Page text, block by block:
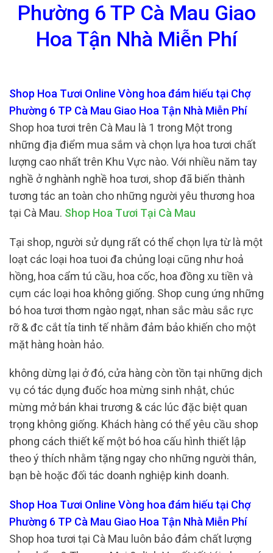
Phường 6 TP Cà Mau Giao
Hoa Tận Nhà Miễn Phí
Shop Hoa Tươi Online Vòng hoa đám hiếu tại Chợ
Phường 6 TP Cà Mau Giao Hoa Tận Nhà Miễn Phí
Shop hoa tươi trên Cà Mau là 1 trong Một trong
những địa điểm mua sắm và chọn lựa hoa tươi chất
lượng cao nhất trên Khu Vực nào. Với nhiều năm tay
nghề ở nghành nghề hoa tươi, shop đã biến thành
tương tác an toàn cho những người yêu thương hoa
tại Cà Mau. Shop Hoa Tươi Tại Cà Mau
Tại shop, người sử dụng rất có thể chọn lựa từ là một
loạt các loại hoa tuoi đa chủng loại cũng như hoả
hồng, hoa cẩm tú cầu, hoa cốc, hoa đồng xu tiền và
cụm các loại hoa không giống. Shop cung ứng những
bó hoa tươi thơm ngào ngạt, nhan sắc màu sắc rực
rỡ & đc cắt tỉa tinh tế nhằm đảm bảo khiến cho một
mặt hàng hoàn hảo.
không dừng lại ở đó, cửa hàng còn tồn tại những dịch
vụ có tác dụng đuốc hoa mừng sinh nhật, chúc
mừng mở bán khai trương & các lúc đặc biệt quan
trọng không giống. Khách hàng có thể yêu cầu shop
phong cách thiết kế một bó hoa cấu hình thiết lập
theo ý thích nhằm tặng ngay cho những người thân,
bạn bè hoặc đối tác doanh nghiệp kinh doanh.
Shop Hoa Tươi Online Vòng hoa đám hiếu tại Chợ
Phường 6 TP Cà Mau Giao Hoa Tận Nhà Miễn Phí
Shop hoa tươi tại Cà Mau luôn bảo đảm chất lượng